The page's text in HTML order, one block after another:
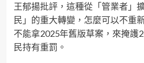
王郁揚批評，這種從「管業者」
民」的重大轉變，怎麼可以不重
不能拿2025年舊版草案，來掩護
民持有重罰。